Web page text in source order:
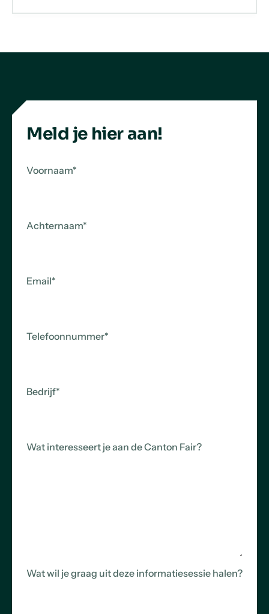
Meld je hier aan!
Voornaam*
Achternaam*
Email*
Telefoonnummer*
Bedrijf*
Wat interesseert je aan de Canton Fair?
Wat wil je graag uit deze informatiesessie halen?